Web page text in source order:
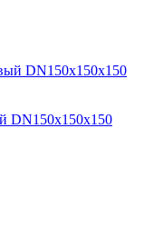
DN150х150х150